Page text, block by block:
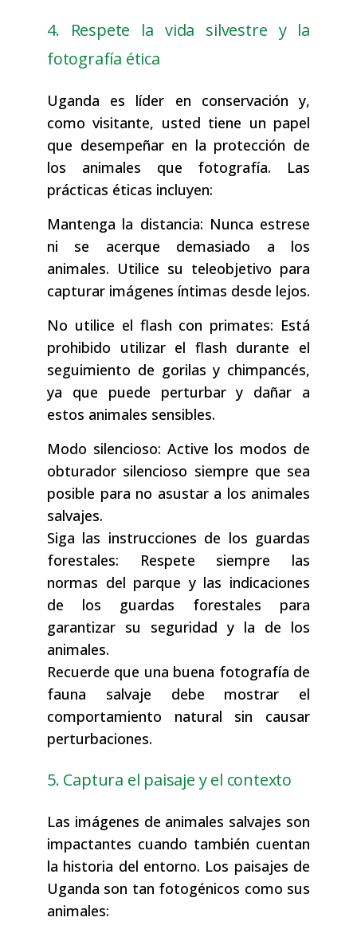
4. Respete la vida silvestre y la
fotografía ética
Uganda es líder en conservación y,
como visitante, usted tiene un papel
que desempeñar en la protección de
los animales que fotografía. Las
prácticas éticas incluyen:
Mantenga la distancia: Nunca estrese
ni se acerque demasiado a los
animales. Utilice su teleobjetivo para
capturar imágenes íntimas desde lejos.
No utilice el flash con primates: Está
prohibido utilizar el flash durante el
seguimiento de gorilas y chimpancés,
ya que puede perturbar y dañar a
estos animales sensibles.
Modo silencioso: Active los modos de
obturador silencioso siempre que sea
posible para no asustar a los animales
salvajes.
Siga las instrucciones de los guardas
forestales: Respete siempre las
normas del parque y las indicaciones
de los guardas forestales para
garantizar su seguridad y la de los
animales.
Recuerde que una buena fotografía de
fauna salvaje debe mostrar el
comportamiento natural sin causar
perturbaciones.
5. Captura el paisaje y el contexto
Las imágenes de animales salvajes son
impactantes cuando también cuentan
la historia del entorno. Los paisajes de
Uganda son tan fotogénicos como sus
animales: